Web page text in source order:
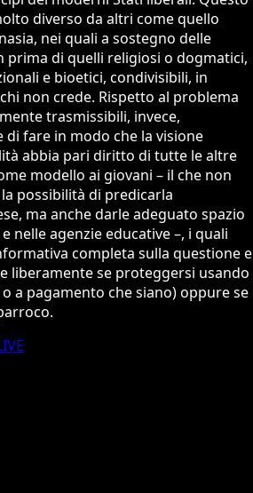
diverso da altri come quello
nei quali a sostegno delle
prima di quelli religiosi o dogmatici,
e bioetici, condivisibili, in
non crede. Rispetto al problema
trasmissibili, invece,
di fare in modo che la visione
abbia pari diritto di tutte le altre
modello ai giovani – il che non
possibilità di predicarla
ma anche darle adeguato spazio
nelle agenzie educative –, i quali
completa sulla questione e
liberamente se proteggersi usando
a pagamento che siano) oppure se